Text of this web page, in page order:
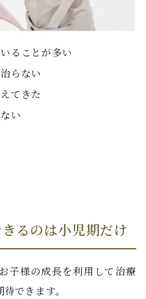
ることが多い
らない
てきた
い
るのは小児期だけ
子様の成長を利用して治療
できます。